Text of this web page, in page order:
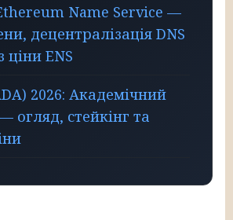
Name Service —
децентралізація DNS
ціни ENS
2026: Академічний
огляд, стейкінг та